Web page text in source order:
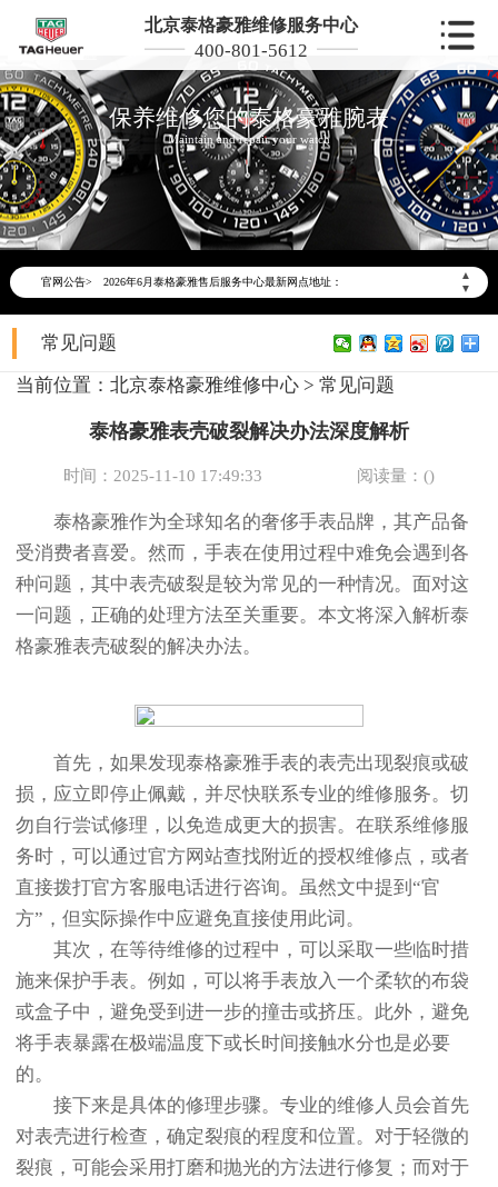
北京泰格豪雅维修服务中心
400-801-5612
保养维修您的泰格豪雅腕表
Maintain and repair your watch
官网公告>
▲
▼
2026年6月泰格豪雅北京市售后服务网络优化升级公告
2026年6月北京市泰格豪雅官方售后客户服务热线：400-801-5612
2026年6月泰格豪雅售后服务中心最新网点地址：
北京市东城区东长安街1号东方广场写字楼W3座6层602室（需提前预约）
北京市朝阳区建国门外大街甲6号华熙国际中心写字楼D座11层1102室（需提前预约）
节假日正常营业！
常见问题
当前位置： 北京泰格豪雅维修中心 > 常见问题
泰格豪雅表壳破裂解决办法深度解析
时间：2025-11-10 17:49:33 阅读量：()
泰格豪雅作为全球知名的奢侈手表品牌，其产品备
受消费者喜爱。然而，手表在使用过程中难免会遇到各
种问题，其中表壳破裂是较为常见的一种情况。面对这
一问题，正确的处理方法至关重要。本文将深入解析泰
格豪雅表壳破裂的解决办法。
首先，如果发现泰格豪雅手表的表壳出现裂痕或破
损，应立即停止佩戴，并尽快联系专业的维修服务。切
勿自行尝试修理，以免造成更大的损害。在联系维修服
务时，可以通过官方网站查找附近的授权维修点，或者
直接拨打官方客服电话进行咨询。虽然文中提到“官
方”，但实际操作中应避免直接使用此词。
其次，在等待维修的过程中，可以采取一些临时措
施来保护手表。例如，可以将手表放入一个柔软的布袋
或盒子中，避免受到进一步的撞击或挤压。此外，避免
将手表暴露在极端温度下或长时间接触水分也是必要
的。
接下来是具体的修理步骤。专业的维修人员会首先
对表壳进行检查，确定裂痕的程度和位置。对于轻微的
裂痕，可能会采用打磨和抛光的方法进行修复；而对于